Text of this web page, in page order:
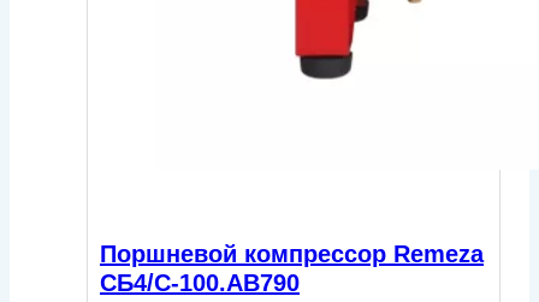
Поршневой компрессор Remeza
СБ4/С-100.АВ790